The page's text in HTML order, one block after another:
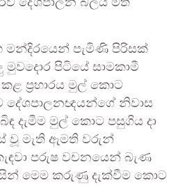
දේශපාලන බලය මත
මන්දිරයෙන් පැමිණි පිරිසක්
පිටියේ සාමකාමී
ප්‍රහාරය මුල් කොට
දේශපාලනඥයන්ගේ නිවාස
දැමීම මුල් කොට පසුගිය දා
වූ මැති ඇමති වරුන්
පරුෂ වචනයෙන් බැණ
මෙම කරුණු දැක්වීම කොට